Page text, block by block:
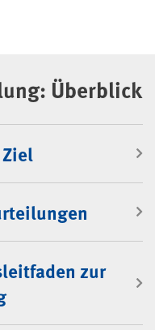
Überblick
zur